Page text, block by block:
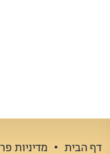
דף הבית מדיניות